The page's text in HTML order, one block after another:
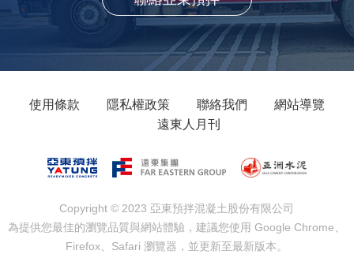
使用條款 隱私權政策 聯絡我們
網站導覽
遠東人月刊
Copyright © 2023 亞東預拌混凝土股份有限公司
為提供您最佳的瀏覽品質與網站體驗，建議您使用 Google Chrome、
Firefox、Safari 瀏覽器，並更新至最新版本。